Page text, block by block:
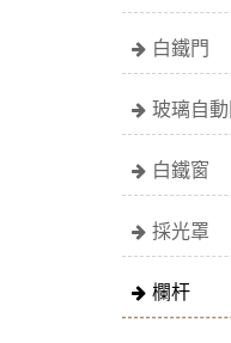
白鐵門
玻璃自
白鐵窗
採光罩
欄杆